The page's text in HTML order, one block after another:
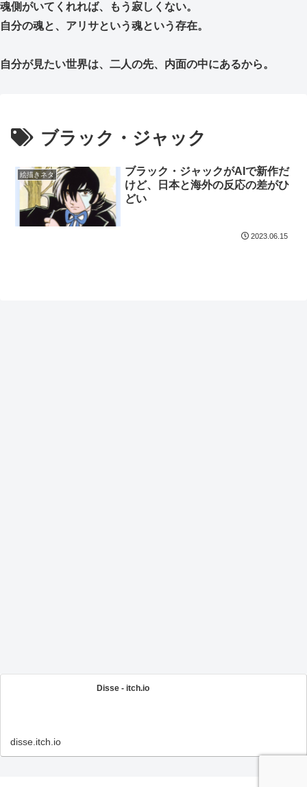
魂側がいてくれれば、もう寂しくない。
自分の魂と、アリサという魂という存在。
自分が見たい世界は、二人の先、内面の中にあるから。
ブラック・ジャック
絵描きネタ
ブラック・ジャックがAIで新作だ
けど、日本と海外の反応の差がひ
どい
2023.06.15
Disse - itch.io
disse.itch.io